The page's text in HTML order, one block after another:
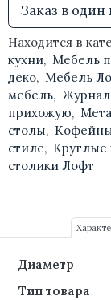
Заказ в один
Находится в
кухни, Мебель
деко, Мебель
мебель,
прихожую,
столы,
стиле, Круглые
столики Лофт
Диаметр
Тип товара